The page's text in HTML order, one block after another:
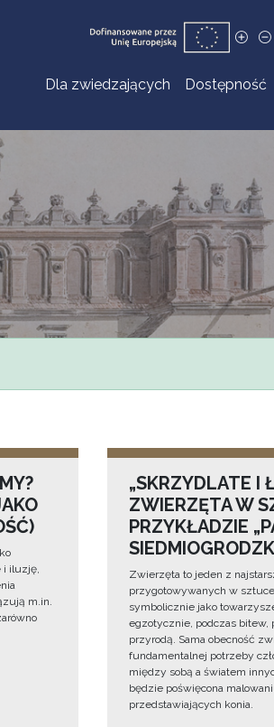
Dla zwiedzających Dostępność
i iluzję,
m.in.
„SKRZYDLATE I
ZWIERZĘTA W
PRZYKŁADZIE
Zwierzęta to jeden z
przygotowywanych w
symbolicznie jako
egzotycznie, podczas bitew,
przyrodą. Sama obecność
fundamentalnej potrzeby
między sobą a światem
będzie poświęcona
przedstawiających konia.